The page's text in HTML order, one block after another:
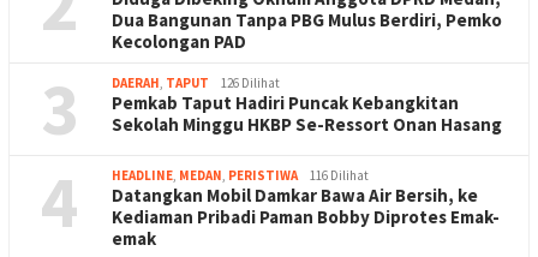
Dua Bangunan Tanpa PBG Mulus Berdiri, Pemko
Kecolongan PAD
3 DAERAH, TAPUT 126 Dilihat
Pemkab Taput Hadiri Puncak Kebangkitan
Sekolah Minggu HKBP Se-Ressort Onan Hasang
4 HEADLINE, MEDAN, PERISTIWA 116 Dilihat
Datangkan Mobil Damkar Bawa Air Bersih, ke
Kediaman Pribadi Paman Bobby Diprotes Emak-
emak